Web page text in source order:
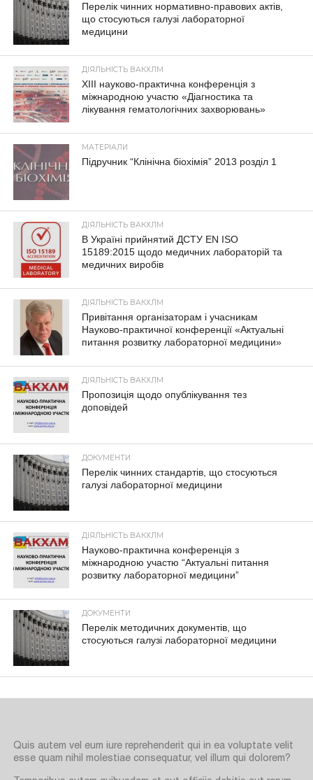
Перелік чинних нормативно-правових актів,
що стосуються галузі лабораторної
медицини
ДІЯЛЬНІСТЬ ВАКХЛМ
XIII науково-практична конференція з
міжнародною участю «Діагностика та
лікування гематологічних захворювань»
МАТЕРІАЛИ
Підручник “Клінічна біохімія” 2013 розділ 1
ДІЯЛЬНІСТЬ ВАКХЛМ
В Україні прийнятий ДСТУ EN ISO
15189:2015 щодо медичних лабораторій та
медичних виробів
ДІЯЛЬНІСТЬ ВАКХЛМ
Привітання організаторам і учасникам
Науково-практичної конференції «Актуальні
питання розвитку лабораторної медицини»
ДІЯЛЬНІСТЬ ВАКХЛМ
Пропозиція щодо опублікування тез
доповідей
ДОКУМЕНТИ
Перелік чинних стандартів, що стосуються
галузі лабораторної медицини
ДІЯЛЬНІСТЬ ВАКХЛМ
Науково-практична конференція з
міжнародною участю “Актуальні питання
розвитку лабораторної медицини”
ДОКУМЕНТИ
Перелік методичних документів, що
стосуються галузі лабораторної медицини
Quis autem vel eum iure reprehenderit qui in ea voluptate velit
esse quam nihil molestiae consequatur, vel illum qui dolorem?